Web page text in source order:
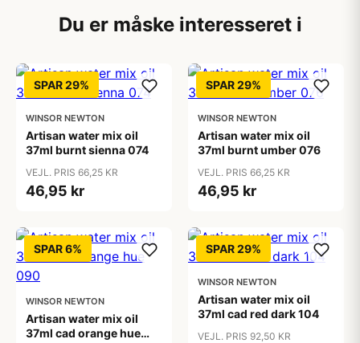
Du er måske interesseret i
SPAR 29%
WINSOR NEWTON
Artisan water mix oil
37ml burnt sienna 074
VEJL. PRIS 66,25 KR
46,95 kr
SPAR 29%
WINSOR NEWTON
Artisan water mix oil
37ml burnt umber 076
VEJL. PRIS 66,25 KR
46,95 kr
SPAR 6%
WINSOR NEWTON
Artisan water mix oil
37ml cad orange hue
SPAR 29%
WINSOR NEWTON
Artisan water mix oil
37ml cad red dark 104
VEJL. PRIS 92,50 KR